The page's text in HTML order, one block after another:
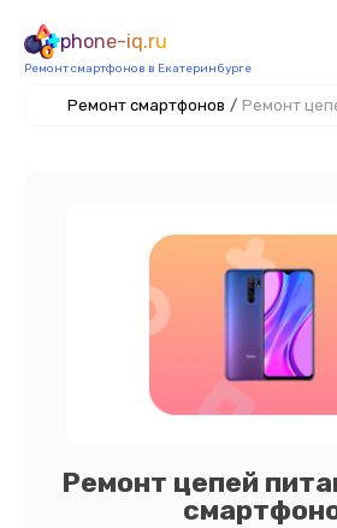
phone-iq.ru
Ремонт смартфонов в Екатеринбурге
Ремонт смартфонов / Ремонт
Ремонт цепей